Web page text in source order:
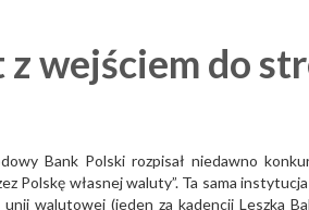
z wejściem do
Bank Polski rozpisał niedawno
Polskę własnej waluty”. Ta sama
walutowej (jeden za kadencji Leszka